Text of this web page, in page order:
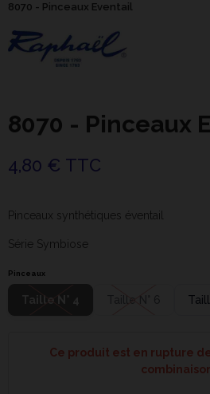
8070 - Pinceaux Eventail
8070 - Pinceaux
4,80 € TTC
Pinceaux synthétiques éventail
Série Symbiose
Pinceaux
Ce produit est en rupture